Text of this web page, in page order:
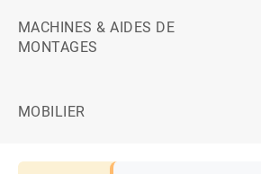
MACHINES & AIDES DE
MONTAGES
MOBILIER